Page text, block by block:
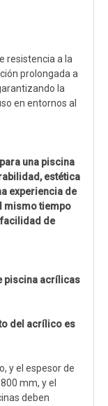
resistencia a la
prolongada a
la
en entornos al
una piscina
estética
experiencia de
mismo tiempo
de
piscina acrílicas
del acrílico es
y el espesor de
mm, y el
deben